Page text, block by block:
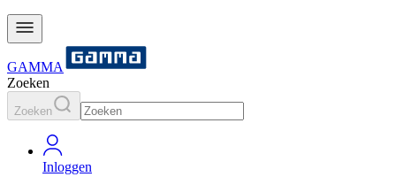
GAMMA
Zoeken
Zoeken
Inloggen